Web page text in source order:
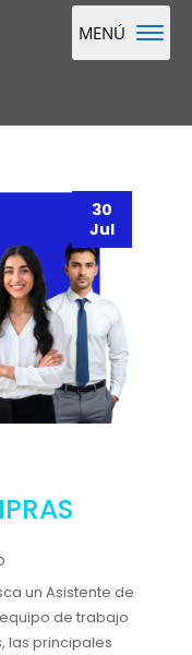
30
Jul
un Asistente de
de trabajo
las principales